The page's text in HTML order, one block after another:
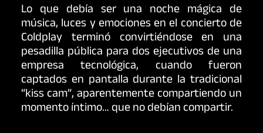
Lo que debía ser una noche mágica de
música, luces y emociones en el concierto de
Coldplay terminó convirtiéndose en una
pesadilla pública para dos ejecutivos de una
empresa tecnológica, cuando fueron
captados en pantalla durante la tradicional
“kiss cam”, aparentemente compartiendo un
momento íntimo… que no debían compartir.